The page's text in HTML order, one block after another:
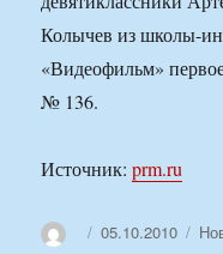
Колычев из школы-
«Видеофильм»
№ 136.
Источник:prm.ru
АвторОпубликовано
05.10.2010